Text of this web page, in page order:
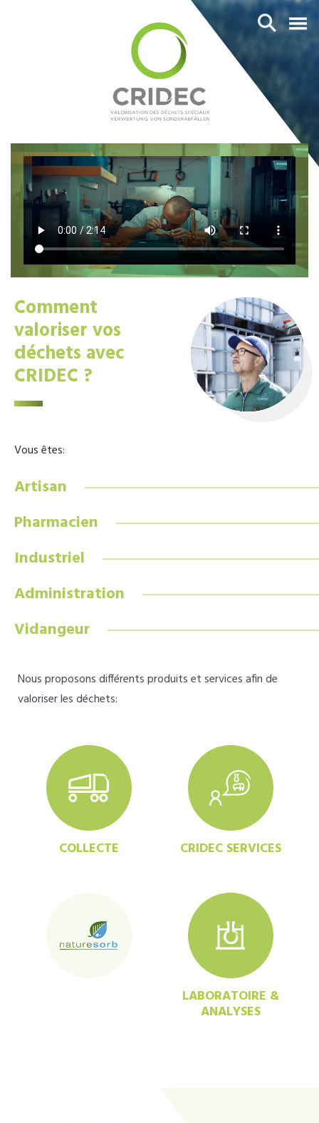
Comment
valoriser vos
déchets avec
CRIDEC ?
Vous êtes:
Artisan
Pharmacien
Industriel
Administration
Vidangeur
Nous proposons différents produits et services afin de
valoriser les déchets:
COLLECTE CRIDEC SERVICES
LABORATOIRE &
ANALYSES